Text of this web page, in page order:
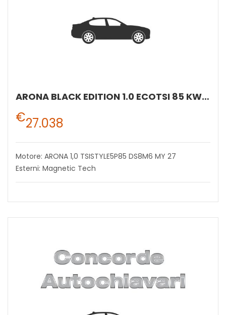
ARONA BLACK EDITION 1.0 ECOTSI 85 KW (115 CV) BENZINA MANUALE 6 MARCE 2WD
€27.038
Motore: ARONA 1,0 TSISTYLE5P85 DS8M6 MY 27
Esterni: Magnetic Tech